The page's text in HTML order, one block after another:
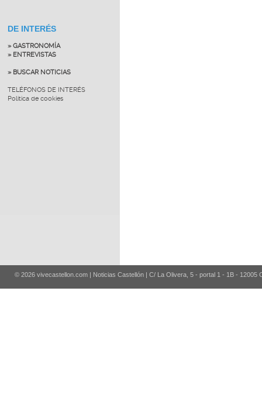
DE INTERÉS
» GASTRONOMÍA
» ENTREVISTAS
» BUSCAR NOTICIAS
TELÉFONOS DE INTERÉS
Política de cookies
© 2026 vivecastellon.com | Noticias Castellón | C/ La Olivera, 5 - portal 1 - 1B - 12005